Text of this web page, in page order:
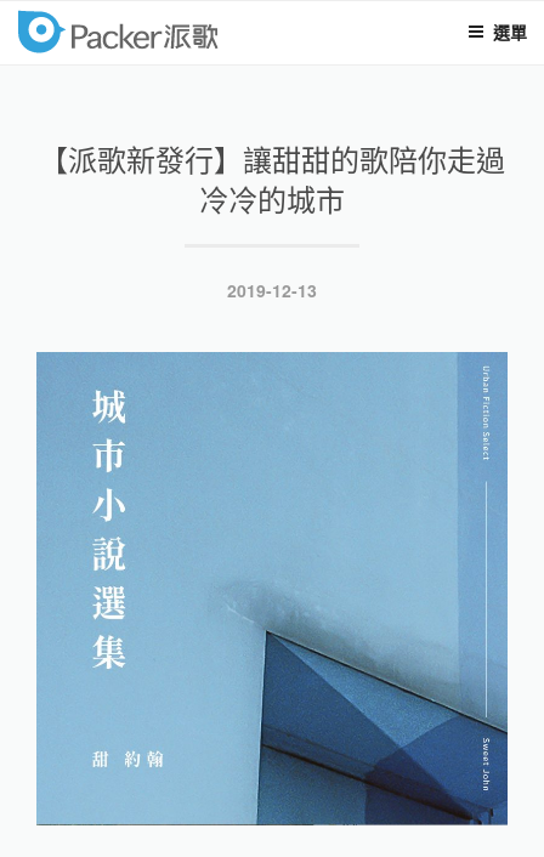
選單
packer
【派歌新發行】讓甜甜的歌陪你走過
冷冷的城市
發
於
2019-12-13